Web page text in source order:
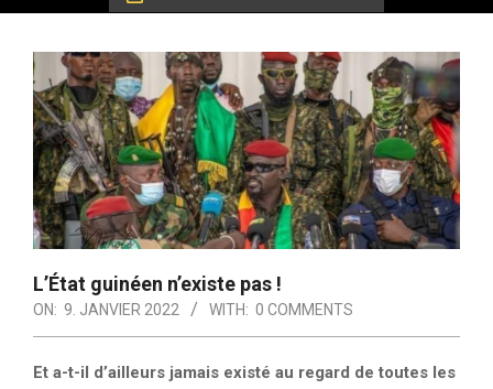
L’État guinéen n’existe pas !
ON: 9. JANVIER 2022 WITH: 0 COMMENTS
Et a-t-il d’ailleurs jamais existé au regard de toutes les